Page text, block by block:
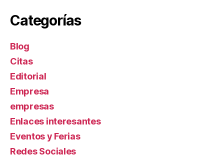
Categorías
Blog
Citas
Editorial
Empresa
empresas
Enlaces interesantes
Eventos y Ferias
Redes Sociales